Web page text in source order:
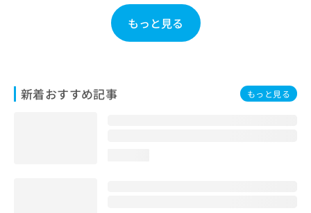
もっと見る
新着おすすめ記事 もっと見る
は